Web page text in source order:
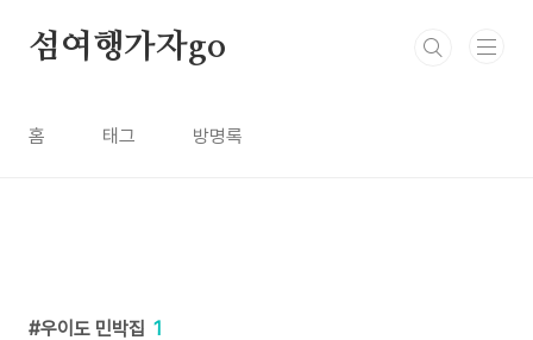
섬여행가자go
홈 태그 방명록
우이도 민박집 1